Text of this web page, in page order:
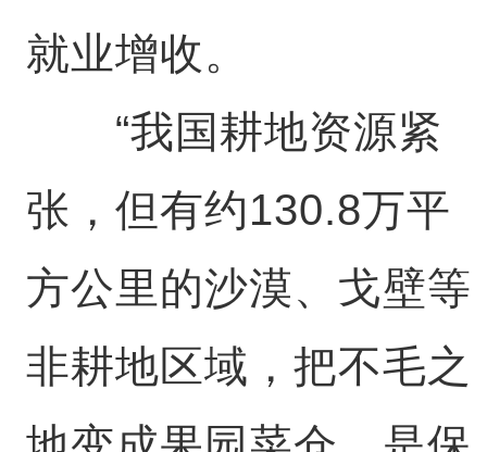
就业增收。
“我国耕地资源紧
张，但有约130.8万平
方公里的沙漠、戈壁等
非耕地区域，把不毛之